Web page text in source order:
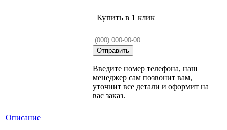
Купить в 1 клик
Введите номер телефона, наш
менеджер сам позвонит вам,
уточнит все детали и оформит на
вас заказ.
Описание